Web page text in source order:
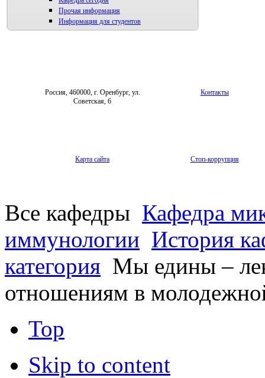
Прочая информация
Информация для студентов
Россия, 460000, г. Оренбург, ул.
Советская, 6
Контакты
Карта сайта Стоп-коррупция
Все кафедры Кафедра
иммунологии История
категория Мы едины –
отношениям в
Top
Skip to content